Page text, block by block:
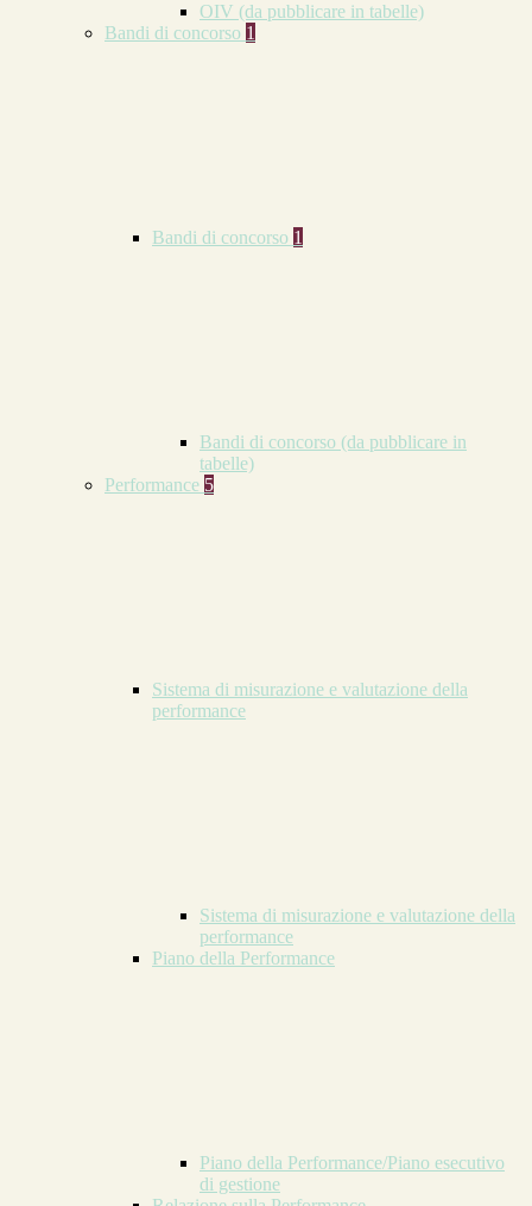
OIV (da pubblicare in tabelle)
Bandi di concorso 1
Bandi di concorso 1
Bandi di concorso (da pubblicare in
tabelle)
Performance 5
Sistema di misurazione e valutazione della
performance
Sistema di misurazione e valutazione della
performance
Piano della Performance
Piano della Performance/Piano esecutivo
di gestione